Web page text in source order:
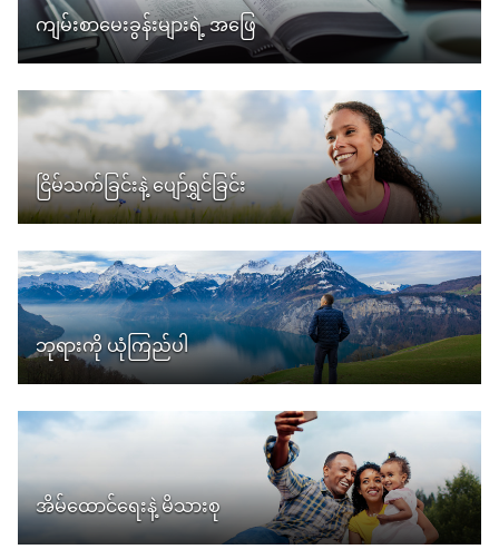
ကျမ်းစာမေးခွန်းများရဲ့ အဖြေ
ငြိမ်သက်ခြင်းနဲ့ ပျော်ရွှင်ခြင်း
ဘုရားကို ယုံကြည်ပါ
အိမ်ထောင်ရေးနဲ့ မိသားစု